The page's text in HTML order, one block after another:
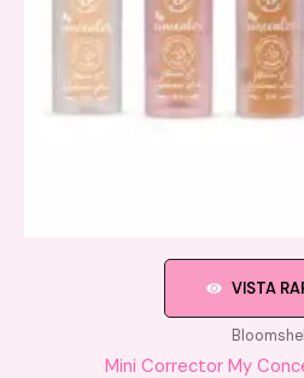
VISTA
Mini Corrector My